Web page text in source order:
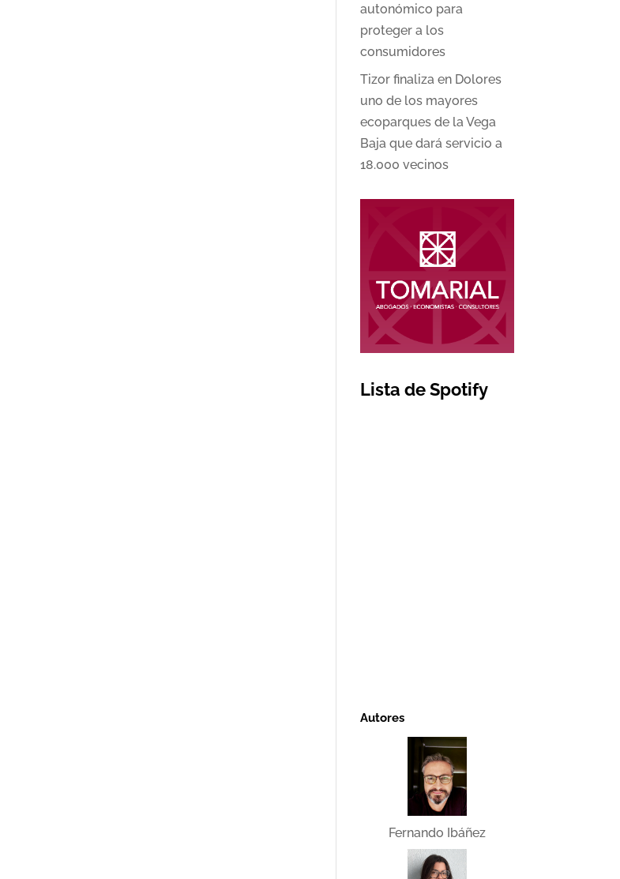
autonómico para
proteger a los
consumidores
Tizor finaliza en Dolores
uno de los mayores
ecoparques de la Vega
Baja que dará servicio a
18.000 vecinos
Lista de Spotify
Autores
Fernando Ibáñez